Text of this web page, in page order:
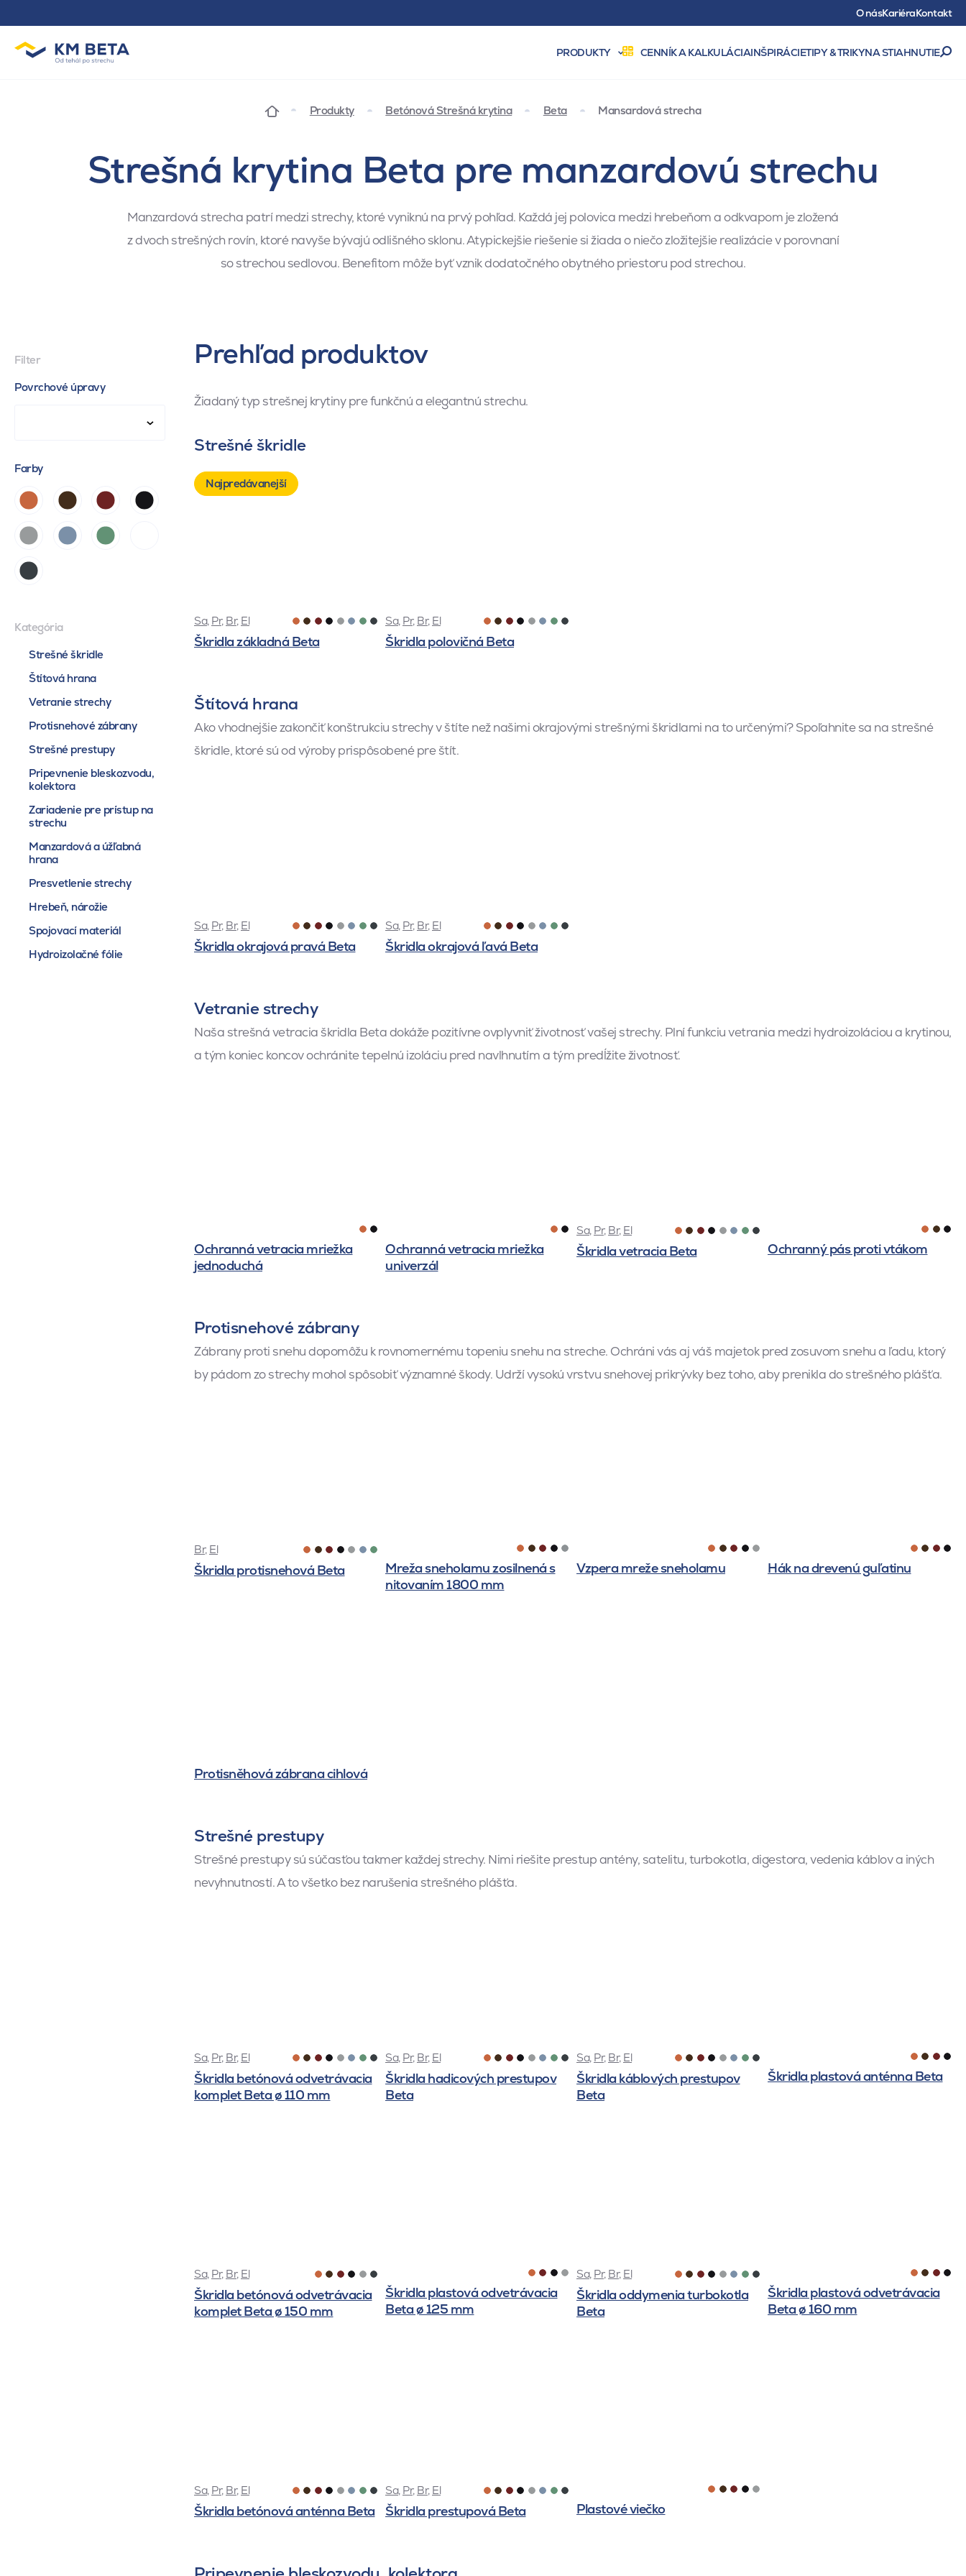
O násKariéraKontakt
PRODUKTY CENNÍK A KALKULÁCIAINŠPIRÁCIETIPY & TRIKYNA STIAHNUTIE
Produkty Betónová Strešná krytina Beta Mansardová strecha
Strešná krytina Beta pre manzardovú strechu
Manzardová strecha patrí medzi strechy, ktoré vyniknú na prvý pohľad. Každá jej polovica medzi hrebeňom a odkvapom je zložená
z dvoch strešných rovín, ktoré navyše bývajú odlišného sklonu. Atypickejšie riešenie si žiada o niečo zložitejšie realizácie v porovnaní
so strechou sedlovou. Benefitom môže byť vznik dodatočného obytného priestoru pod strechou.
Filter
Povrchové úpravy
Farby
Kategória
Strešné škridle
Štítová hrana
Vetranie strechy
Protisnehové zábrany
Strešné prestupy
Pripevnenie bleskozvodu,
kolektora
Zariadenie pre prístup na
strechu
Manzardová a úžľabná
hrana
Presvetlenie strechy
Hrebeň, nárožie
Spojovací materiál
Hydroizolačné fólie
Prehľad produktov
Žiadaný typ strešnej krytiny pre funkčnú a elegantnú strechu.
Strešné škridle
Sa, Pr, Br, El
Škridla základná Beta
Najpredávanejší
Sa, Pr, Br, El
Škridla polovičná Beta
Štítová hrana
Ako vhodnejšie zakončiť konštrukciu strechy v štíte než našimi okrajovými strešnými škridlami na to určenými? Spoľahnite sa na strešné
škridle, ktoré sú od výroby prispôsobené pre štít.
Sa, Pr, Br, El
Škridla okrajová pravá Beta
Sa, Pr, Br, El
Škridla okrajová ľavá Beta
Vetranie strechy
Naša strešná vetracia škridla Beta dokáže pozitívne ovplyvniť životnosť vašej strechy. Plní funkciu vetrania medzi hydroizoláciou a krytinou,
a tým koniec koncov ochránite tepelnú izoláciu pred navlhnutím a tým predĺžite životnosť.
Ochranná vetracia mriežka
jednoduchá
Ochranná vetracia mriežka
univerzál
Sa, Pr, Br, El
Škridla vetracia Beta Ochranný pás proti vtákom
Protisnehové zábrany
Zábrany proti snehu dopomôžu k rovnomernému topeniu snehu na streche. Ochráni vás aj váš majetok pred zosuvom snehu a ľadu, ktorý
by pádom zo strechy mohol spôsobiť významné škody. Udrží vysokú vrstvu snehovej prikrývky bez toho, aby prenikla do strešného plášťa.
Br, El
Škridla protisnehová Beta
Mreža sneholamu zosilnená s
nitovaním 1800 mm
Vzpera mreže sneholamu Hák na drevenú guľatinu
Protisněhová zábrana cihlová
Strešné prestupy
Strešné prestupy sú súčasťou takmer každej strechy. Nimi riešite prestup antény, satelitu, turbokotla, digestora, vedenia káblov a iných
nevyhnutností. A to všetko bez narušenia strešného plášťa.
Sa, Pr, Br, El
Škridla betónová odvetrávacia
komplet Beta ø 110 mm
Sa, Pr, Br, El
Škridla hadicových prestupov
Beta
Sa, Pr, Br, El
Škridla káblových prestupov
Beta
Škridla plastová anténna Beta
Sa, Pr, Br, El
Škridla betónová odvetrávacia
komplet Beta ø 150 mm
Škridla plastová odvetrávacia
Beta ø 125 mm
Sa, Pr, Br, El
Škridla oddymenia turbokotla
Beta
Škridla plastová odvetrávacia
Beta ø 160 mm
Sa, Pr, Br, El
Škridla betónová anténna Beta
Sa, Pr, Br, El
Škridla prestupová Beta Plastové viečko